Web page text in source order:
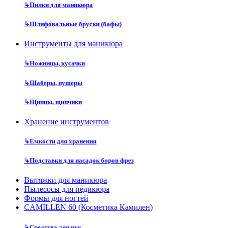
↳Пилки для маникюра
↳Шлифовальные бруски (бафы)
Инструменты для маникюра
↳Ножницы, кусачки
↳Шаберы, пушеры
↳Щипцы, щипчики
Хранение инструментов
↳Емкости для хранения
↳Подставки для насадок боров фрез
Вытяжки для маникюра
Пылесосы для педикюра
Формы для ногтей
CAMILLEN 60 (Косметика Камилен)